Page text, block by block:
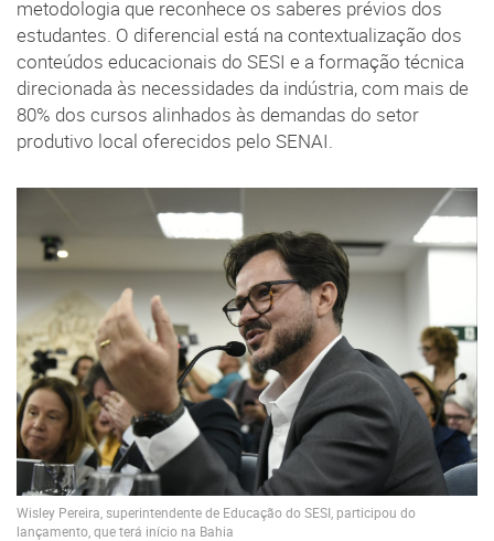
metodologia que reconhece os saberes prévios dos
estudantes. O diferencial está na contextualização dos
conteúdos educacionais do SESI e a formação técnica
direcionada às necessidades da indústria, com mais de
80% dos cursos alinhados às demandas do setor
produtivo local oferecidos pelo SENAI.
Wisley Pereira, superintendente de Educação do SESI, participou do
lançamento, que terá início na Bahia